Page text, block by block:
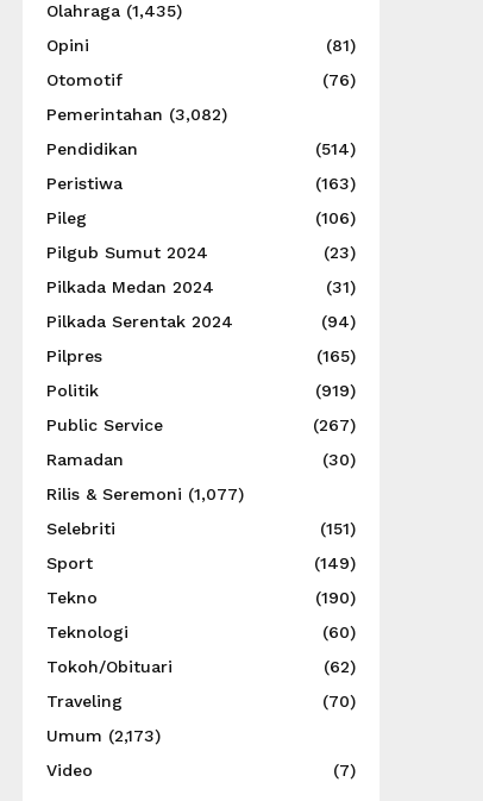
Olahraga (1,435)
Opini
(81)
Otomotif
(76)
Pemerintahan (3,082)
Pendidikan
(514)
Peristiwa
(163)
Pileg
(106)
Pilgub Sumut 2024
(23)
Pilkada Medan 2024
(31)
Pilkada Serentak 2024
(94)
Pilpres
(165)
Politik
(919)
Public Service
(267)
Ramadan
(30)
Rilis & Seremoni (1,077)
Selebriti
(151)
Sport
(149)
Tekno
(190)
Teknologi
(60)
Tokoh/Obituari
(62)
Traveling
(70)
Umum (2,173)
Video
(7)